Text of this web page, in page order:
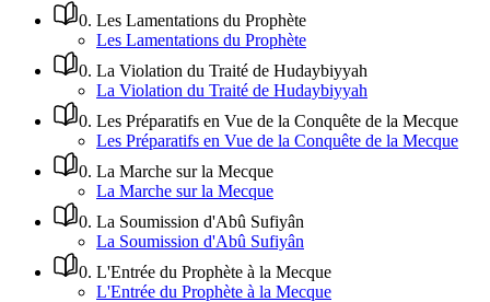
0. Les Lamentations du Prophète
Les Lamentations du Prophète
0. La Violation du Traité de Hudaybiyyah
La Violation du Traité de Hudaybiyyah
0. Les Préparatifs en Vue de la Conquête de la Mecque
Les Préparatifs en Vue de la Conquête de la Mecque
0. La Marche sur la Mecque
La Marche sur la Mecque
0. La Soumission d'Abû Sufiyân
La Soumission d'Abû Sufiyân
0. L'Entrée du Prophète à la Mecque
L'Entrée du Prophète à la Mecque